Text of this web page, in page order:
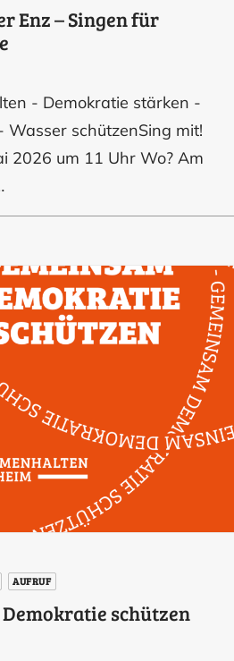
Enz – Singen für
- Demokratie stärken -
Wasser schützenSing mit!
2026 um 11 Uhr Wo? Am
AUFRUF
schützen